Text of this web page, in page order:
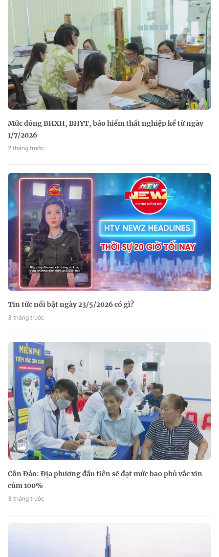
Mức đóng BHXH, BHYT, bảo hiểm thất nghiệp kể từ ngày
1/7/2026
2 tháng trước
Tin tức nổi bật ngày 23/5/2026 có gì?
3 tháng trước
Côn Đảo: Địa phương đầu tiên sẽ đạt mức bao phủ vắc xin
cúm 100%
3 tháng trước